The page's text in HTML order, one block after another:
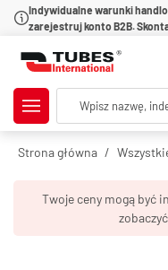
Indywidualne warunki
zarejestruj konto B2B.
Strona główna
Twoje ceny mogą być